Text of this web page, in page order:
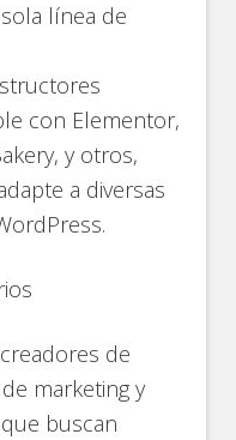
línea de
con Elementor,
y otros,
a diversas
de
marketing y
buscan